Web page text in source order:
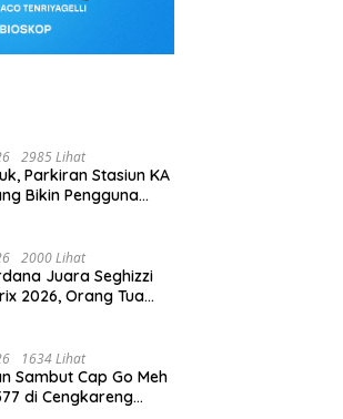
2985 Lihat
Parkiran Stasiun KA
Bikin Pengguna
2000 Lihat
Juara Seghizzi
2026, Orang Tua
1634 Lihat
Sambut Cap Go Meh
di Cengkareng